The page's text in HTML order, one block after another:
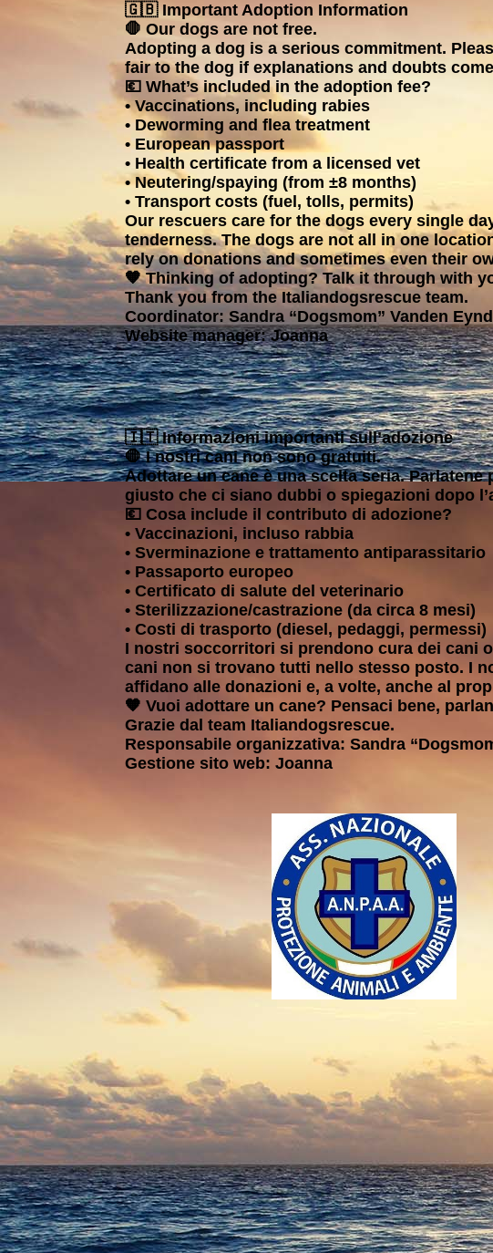
🇬🇧 Important Adoption Information
🛑 Our dogs are not free.
Adopting a dog is a serious commitment.
fair to the dog if explanations and doubts
💶 What’s included in the adoption fee?
• Vaccinations, including rabies
• Deworming and flea treatment
• European passport
• Health certificate from a licensed vet
• Neutering/spaying (from ±8 months)
• Transport costs (fuel, tolls, permits)
Our rescuers care for the dogs every single
tenderness. The dogs are not all in one
rely on donations and sometimes even their
🧡 Thinking of adopting? Talk it through with
Thank you from the Italiandogsrescue team.
Coordinator: Sandra “Dogsmom” Vanden
Website manager: Joanna
🇮🇹 Informazioni importanti sull’adozione
🛑 I nostri cani non sono gratuiti.
Adottare un cane è una scelta seria.
giusto che ci siano dubbi o spiegazioni dopo
💶 Cosa include il contributo di adozione?
• Vaccinazioni, incluso rabbia
• Sverminazione e trattamento antiparassitario
• Passaporto europeo
• Certificato di salute del veterinario
• Sterilizzazione/castrazione (da circa 8 mesi)
• Costi di trasporto (diesel, pedaggi, permessi)
I nostri soccorritori si prendono cura dei cani
cani non si trovano tutti nello stesso posto. I
affidano alle donazioni e, a volte, anche al
🧡 Vuoi adottare un cane? Pensaci bene,
Grazie dal team Italiandogsrescue.
Responsabile organizzativa: Sandra
Gestione sito web: Joanna